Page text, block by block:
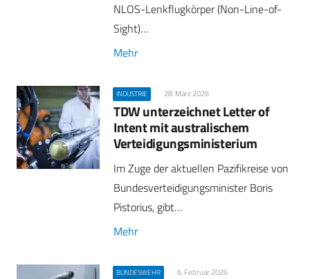
NLOS-Lenkflugkörper (Non-Line-of-
Sight)…
Mehr
INDUSTRIE 28. März 2026
TDW unterzeichnet Letter of
Intent mit australischem
Verteidigungsministerium
Im Zuge der aktuellen Pazifikreise von
Bundesverteidigungsminister Boris
Pistorius, gibt…
Mehr
BUNDESWEHR 6. Februar 2026